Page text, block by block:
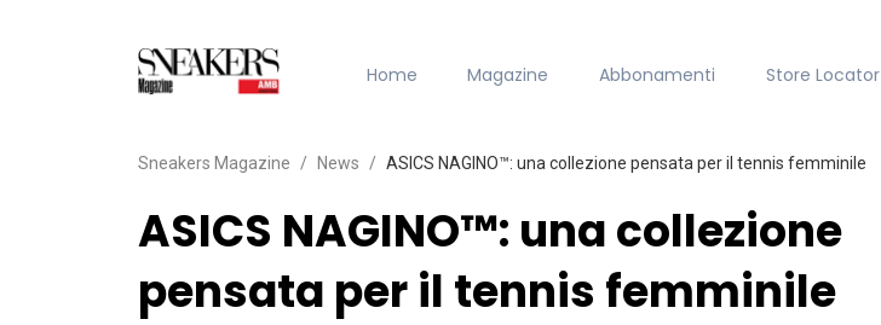
Home Magazine Abbonamenti Store Locator
Sneakers Magazine News ASICS NAGINO™: una collezione pensata per il tennis femminile
ASICS NAGINO™: una collezione
pensata per il tennis femminile